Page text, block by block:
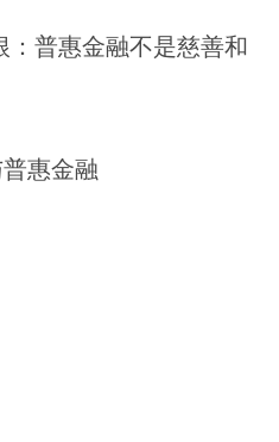
：普惠金融不是慈善和
惠金融